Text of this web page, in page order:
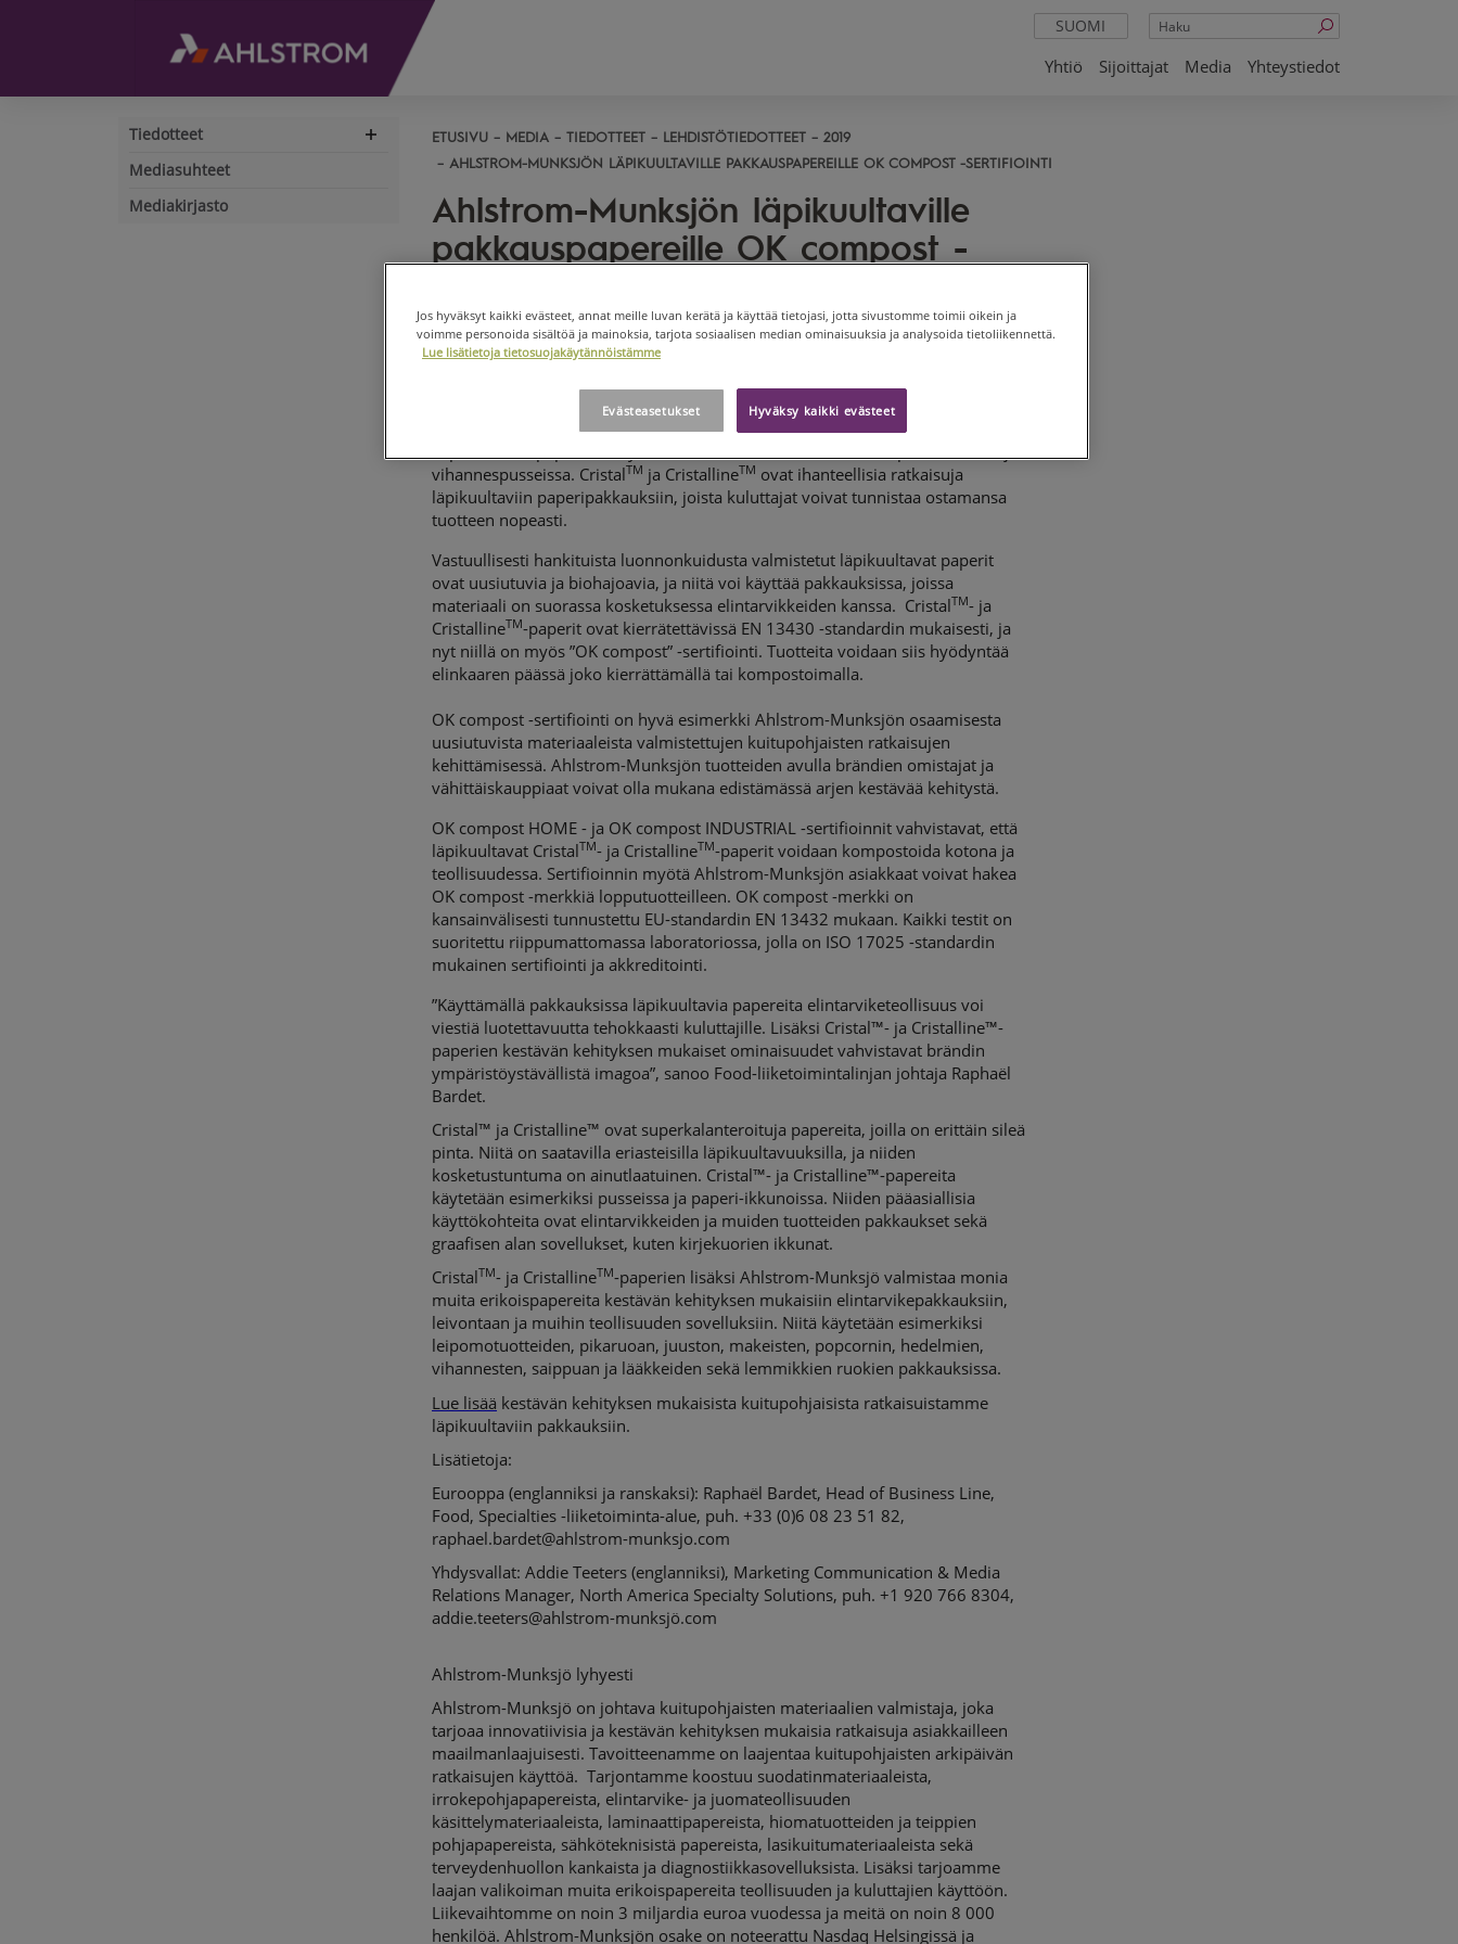
SUOMI
Haku
Yhtiö
Sijoittajat Media Yhteystiedot
Tiedotteet
Expand
navigation
Mediasuhteet
Mediakirjasto
ETUSIVU MEDIA TIEDOTTEET LEHDISTÖTIEDOTTEET
2019
AHLSTROM-MUNKSJÖN LÄPIKUULTAVILLE PAKKAUSPAPEREILLE OK COMPOST -SERTIFIOINTI
Ahlstrom-Munksjön läpikuultaville
pakkauspapereille OK compost -
AHLSTROM-MUNKSJÖ, LEHDISTÖTIEDOTE 14.11.2019 KLO 9.00
Ahlstrom-Munksjö on saanut TÜV® Austrian OK compost HOME - ja OK
compost INDUSTRIAL -sertifioinnin läpikuultaville Cristal
- ja Cristalline
vihannespusseissa. CristalTM ja CristallineTM ovat ihanteellisia ratkaisuja
läpikuultaviin paperipakkauksiin, joista kuluttajat voivat tunnistaa ostamansa
tuotteen nopeasti.
Vastuullisesti hankituista luonnonkuidusta valmistetut läpikuultavat paperit
ovat uusiutuvia ja biohajoavia, ja niitä voi käyttää pakkauksissa, joissa
materiaali on suorassa kosketuksessa elintarvikkeiden kanssa. CristalTM- ja
CristallineTM-paperit ovat kierrätettävissä EN 13430 -standardin mukaisesti, ja
nyt niillä on myös ”OK compost” -sertifiointi. Tuotteita voidaan siis hyödyntää
elinkaaren päässä joko kierrättämällä tai kompostoimalla.
OK compost -sertifiointi on hyvä esimerkki Ahlstrom-Munksjön osaamisesta
uusiutuvista materiaaleista valmistettujen kuitupohjaisten ratkaisujen
kehittämisessä. Ahlstrom-Munksjön tuotteiden avulla brändien omistajat ja
vähittäiskauppiaat voivat olla mukana edistämässä arjen kestävää kehitystä.
OK compost HOME - ja OK compost INDUSTRIAL -sertifioinnit vahvistavat, että
läpikuultavat CristalTM- ja CristallineTM-paperit voidaan kompostoida kotona ja
teollisuudessa. Sertifioinnin myötä Ahlstrom-Munksjön asiakkaat voivat hakea
OK compost -merkkiä lopputuotteilleen. OK compost -merkki on
kansainvälisesti tunnustettu EU-standardin EN 13432 mukaan. Kaikki testit on
suoritettu riippumattomassa laboratoriossa, jolla on ISO 17025 -standardin
mukainen sertifiointi ja akkreditointi.
”Käyttämällä pakkauksissa läpikuultavia papereita elintarviketeollisuus voi
viestiä luotettavuutta tehokkaasti kuluttajille. Lisäksi Cristal™- ja Cristalline™-
paperien kestävän kehityksen mukaiset ominaisuudet vahvistavat brändin
ympäristöystävällistä imagoa”, sanoo Food-liiketoimintalinjan johtaja Raphaël
Bardet.
Cristal™ ja Cristalline™ ovat superkalanteroituja papereita, joilla on erittäin sileä
pinta. Niitä on saatavilla eriasteisilla läpikuultavuuksilla, ja niiden
kosketustuntuma on ainutlaatuinen. Cristal™- ja Cristalline™-papereita
käytetään esimerkiksi pusseissa ja paperi-ikkunoissa. Niiden pääasiallisia
käyttökohteita ovat elintarvikkeiden ja muiden tuotteiden pakkaukset sekä
graafisen alan sovellukset, kuten kirjekuorien ikkunat.
CristalTM- ja CristallineTM-paperien lisäksi Ahlstrom-Munksjö valmistaa monia
muita erikoispapereita kestävän kehityksen mukaisiin elintarvikepakkauksiin,
leivontaan ja muihin teollisuuden sovelluksiin. Niitä käytetään esimerkiksi
leipomotuotteiden, pikaruoan, juuston, makeisten, popcornin, hedelmien,
vihannesten, saippuan ja lääkkeiden sekä lemmikkien ruokien pakkauksissa.
Lue lisää kestävän kehityksen mukaisista kuitupohjaisista ratkaisuistamme
läpikuultaviin pakkauksiin.
Lisätietoja:
Eurooppa (englanniksi ja ranskaksi): Raphaël Bardet, Head of Business Line,
Food, Specialties -liiketoiminta-alue, puh. +33 (0)6 08 23 51 82,
raphael.bardet@ahlstrom-munksjo.com
Yhdysvallat: Addie Teeters (englanniksi), Marketing Communication & Media
Relations Manager, North America Specialty Solutions, puh. +1 920 766 8304,
addie.teeters@ahlstrom-munksjö.com
Ahlstrom-Munksjö lyhyesti
Ahlstrom-Munksjö on johtava kuitupohjaisten materiaalien valmistaja, joka
tarjoaa innovatiivisia ja kestävän kehityksen mukaisia ratkaisuja asiakkailleen
maailmanlaajuisesti. Tavoitteenamme on laajentaa kuitupohjaisten arkipäivän
ratkaisujen käyttöä. Tarjontamme koostuu suodatinmateriaaleista,
irrokepohjapapereista, elintarvike- ja juomateollisuuden
käsittelymateriaaleista, laminaattipapereista, hiomatuotteiden ja teippien
pohjapapereista, sähköteknisistä papereista, lasikuitumateriaaleista sekä
terveydenhuollon kankaista ja diagnostiikkasovelluksista. Lisäksi tarjoamme
laajan valikoiman muita erikoispapereita teollisuuden ja kuluttajien käyttöön.
Liikevaihtomme on noin 3 miljardia euroa vuodessa ja meitä on noin 8 000
henkilöä. Ahlstrom-Munksjön osake on noteerattu Nasdaq Helsingissä ja
Jos hyväksyt kaikki evästeet, annat meille luvan kerätä ja käyttää tietojasi, jotta sivustomme toimii oikein ja
voimme personoida sisältöä ja mainoksia, tarjota sosiaalisen median ominaisuuksia ja analysoida tietoliikennettä.
Lue lisätietoja tietosuojakäytännöistämme
Hyväksy kaikki evästeet
Evästeasetukset